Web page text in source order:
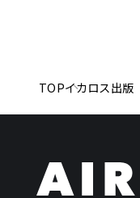
TOPイカロス出版